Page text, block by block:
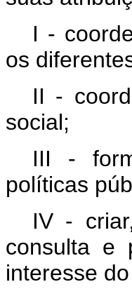
I -
os
II -
social;
III -
políticas
IV -
consulta e
interesse